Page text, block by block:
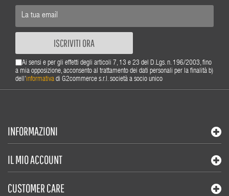
ISCRIVITI ORA
Ai sensi e per gli effetti degli articoli 7, 13 e 23 del D.Lgs. n. 196/2003, fino
a mia opposizione, acconsento al trattamento dei dati personali per la finalità b)
dell'informativa di G2commerce s.r.l. società a socio unico
INFORMAZIONI
IL MIO ACCOUNT
CUSTOMER CARE